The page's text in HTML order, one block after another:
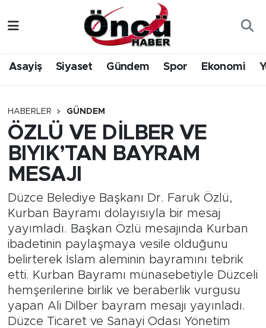
Asayiş Siyaset Gündem Spor Ekonomi
HABERLER GÜNDEM
ÖZLÜ VE DİLBER VE
BIYIK’TAN BAYRAM
MESAJI
Düzce Belediye Başkanı Dr. Faruk Özlü,
Kurban Bayramı dolayısıyla bir mesaj
yayımladı. Başkan Özlü mesajında Kurban
ibadetinin paylaşmaya vesile olduğunu
belirterek İslam aleminin bayramını tebrik
etti. Kurban Bayramı münasebetiyle Düzceli
hemşerilerine birlik ve beraberlik vurgusu
yapan Ali Dilber bayram mesajı yayınladı.
Düzce Ticaret ve Sanayi Odası Yönetim
Gündem
Sağlık & Çevre
Spor
Siyaset
Yerel Haber
Öncü Radyo Dinle
Öncü TV İzle
Düzce Nöbetçi Eczaneler
Düzce Hava Durumu
Düzce Namaz Vakitleri
Düzce Trafik Yoğunluk Haritası
Süper Lig Puan Durumu ve Fikstür
Tüm Manşetler
Son Dakika Haberleri
Haber Arşivi